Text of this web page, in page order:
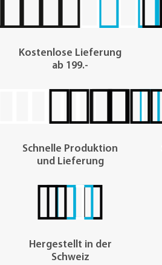
Kostenlose Lieferung
ab 199.-
Schnelle Produktion
und Lieferung
Hergestellt in der
Schweiz